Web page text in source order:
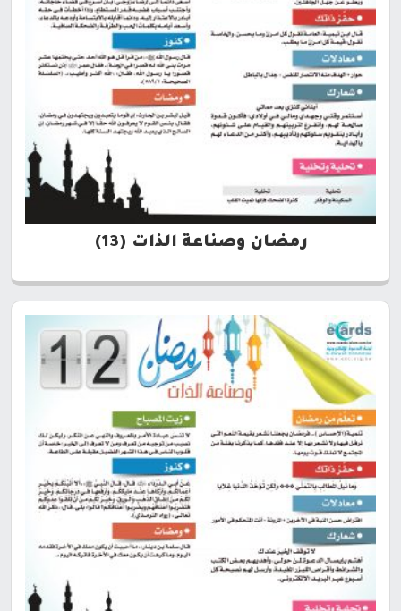
رمضان وصناعة الذات (13)